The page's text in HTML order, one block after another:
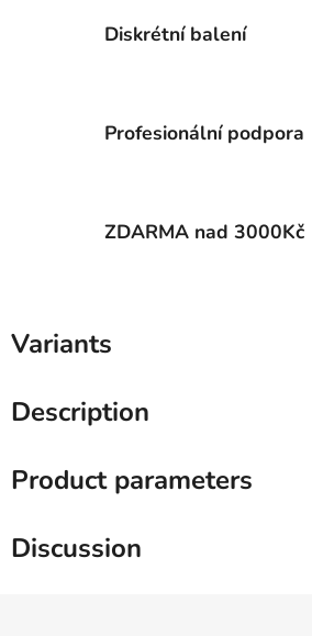
Diskrétní balení
Profesionální podpora
ZDARMA nad 3000Kč
Variants
Description
Product parameters
Discussion